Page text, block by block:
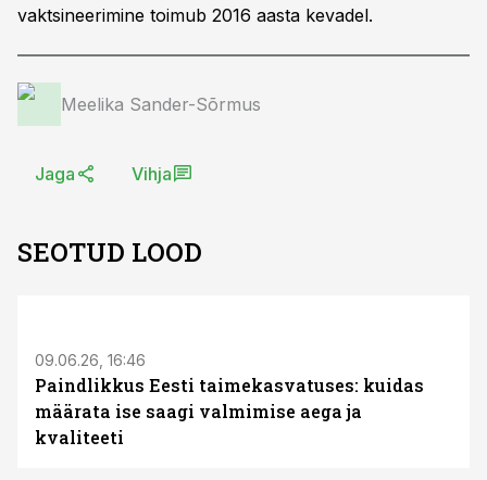
vaktsineerimine toimub 2016 aasta kevadel.
Meelika Sander-Sõrmus
Jaga Vihja
SEOTUD LOOD
09.06.26, 16:46
Paindlikkus Eesti taimekasvatuses: kuidas
määrata ise saagi valmimise aega ja
kvaliteeti